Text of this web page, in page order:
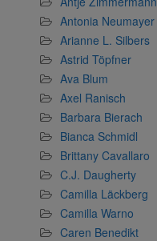
Antonia Neumayer
Arianne L. Silbers
Astrid Töpfner
Ava Blum
Axel Ranisch
Barbara Bierach
Bianca Schmidl
Brittany Cavallaro
C.J. Daugherty
Camilla Läckberg
Camilla Warno
Caren Benedikt